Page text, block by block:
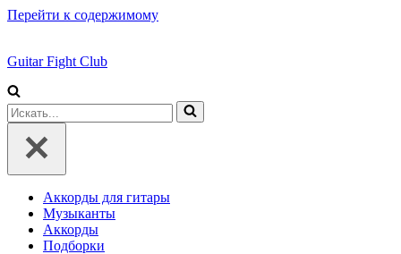
Перейти к содержимому
Guitar Fight Club
Искать...
Аккорды для гитары
Музыканты
Аккорды
Подборки